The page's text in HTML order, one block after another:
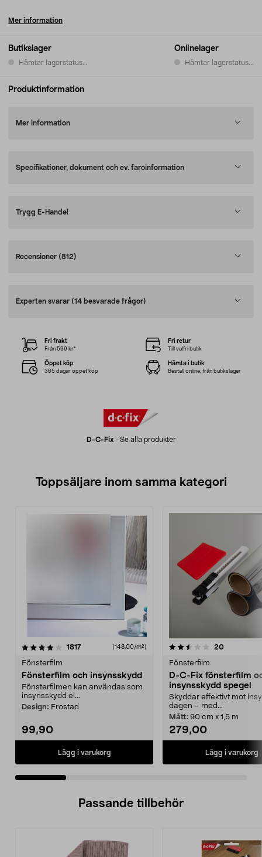
Butikslager
Hämtar lagerstatus...
Onlinelager
Hämtar lagerstatus...
Mer information
Produktinformation
Mer information
Specifikationer, dokument och ev. faroinformation
Trygg E-Handel
Recensioner (812)
Experten svarar (14 besvarade frågor)
D-C-Fix- Se alla produkter
Fri frakt
Från 599 kr*
Fri retur
Till valfri butik
Öppet köp
365 dagar öppet köp
Hämta i butik
Beställ online, från butikslager
Toppsäljare inom samma kategori
1817recensioner(148,00/m²)
Fönsterfilm
Fönsterfilm och insynsskydd
Fönsterfilmen kan användas som
insynsskydd el...
Design: Frostad
99,90
Lägg i varukorg
2.5 av 5 stjärnor 20
Fönsterfilm
D-C-Fix fönsterfilm
insynsskydd spegel
Skyddar effektivt mot
dagen – med...
Mått: 90 cm x 1,5 m
279,00
Lägg i varukorg
4.0 av 5 stjärnor
Passande tillbehör